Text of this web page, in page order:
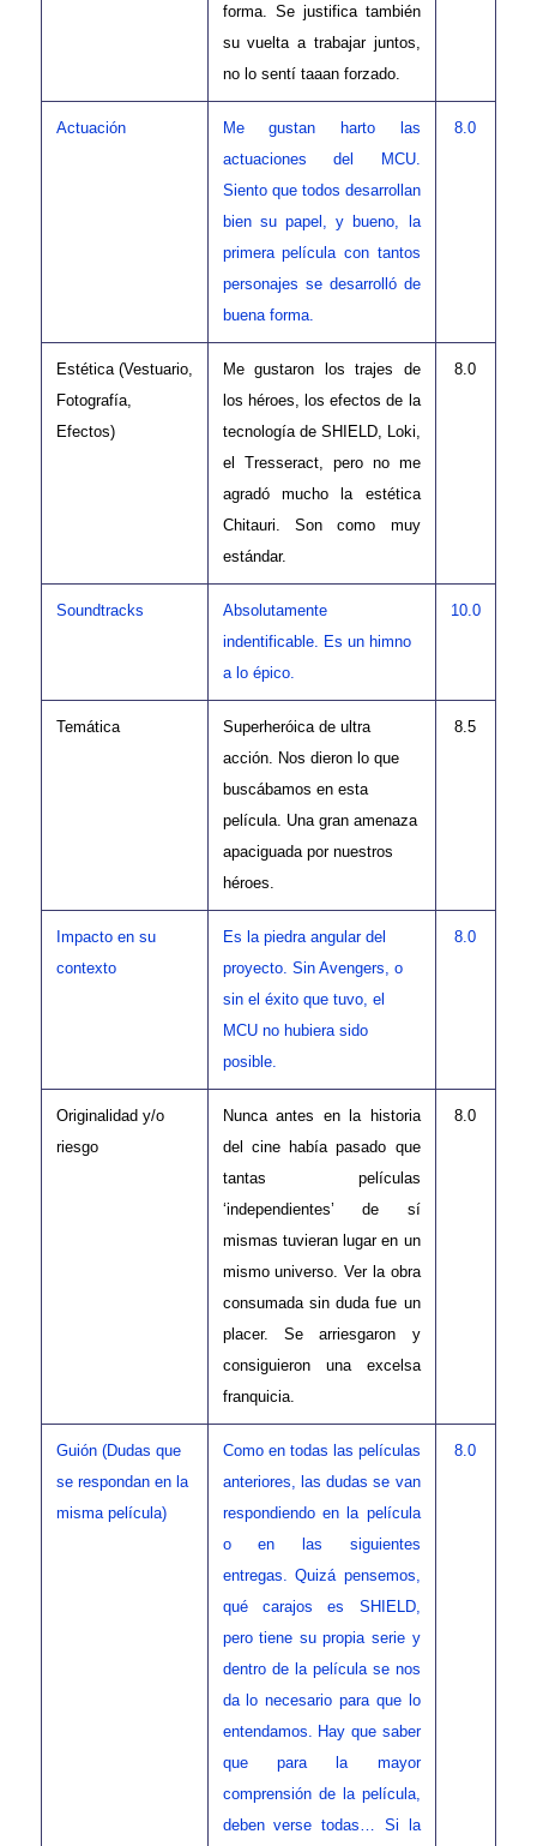
forma. Se justifica también
su vuelta a trabajar juntos,
no lo sentí taaan forzado.
Actuación
Me gustan harto las
actuaciones del MCU.
Siento que todos desarrollan
bien su papel, y bueno, la
primera película con tantos
personajes se desarrolló de
buena forma.
8.0
Estética (Vestuario,
Fotografía,
Efectos)
Me gustaron los trajes de
los héroes, los efectos de la
tecnología de SHIELD, Loki,
el Tresseract, pero no me
agradó mucho la estética
Chitauri. Son como muy
estándar.
8.0
Soundtracks
Absolutamente
indentificable. Es un himno
a lo épico.
10.0
Temática
Superheróica de ultra
acción. Nos dieron lo que
buscábamos en esta
película. Una gran amenaza
apaciguada por nuestros
héroes.
8.5
Impacto en su
contexto
Es la piedra angular del
proyecto. Sin Avengers, o
sin el éxito que tuvo, el
MCU no hubiera sido
posible.
8.0
Originalidad y/o
riesgo
Nunca antes en la historia
del cine había pasado que
tantas películas
‘independientes’ de sí
mismas tuvieran lugar en un
mismo universo. Ver la obra
consumada sin duda fue un
placer. Se arriesgaron y
consiguieron una excelsa
franquicia.
8.0
Guión (Dudas que
se respondan en la
misma película)
Como en todas las películas
anteriores, las dudas se van
respondiendo en la película
o en las siguientes
entregas. Quizá pensemos,
qué carajos es SHIELD,
pero tiene su propia serie y
dentro de la película se nos
da lo necesario para que lo
entendamos. Hay que saber
que para la mayor
comprensión de la película,
deben verse todas… Si la
8.0